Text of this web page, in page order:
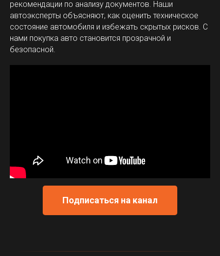
рекомендации по анализу документов. Наши
автоэксперты объясняют, как оценить техническое
состояние автомобиля и избежать скрытых рисков. С
нами покупка авто становится прозрачной и
безопасной.
Подписаться на канал